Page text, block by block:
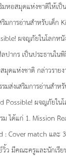
มหอสมุดแห่งชาติให้เ
มการอ่านสำหรับเด็ก
ผจญภัยในโลกห
ากร เป็นประธานใน
มุดแห่งชาติ กล่าวรา
ส่งเสริมการอ่านสำห
Possible! ผจญภัยใน
ได้แก่ 1. Mission
: Cover match และ
มีคณะครูและนักเรีย